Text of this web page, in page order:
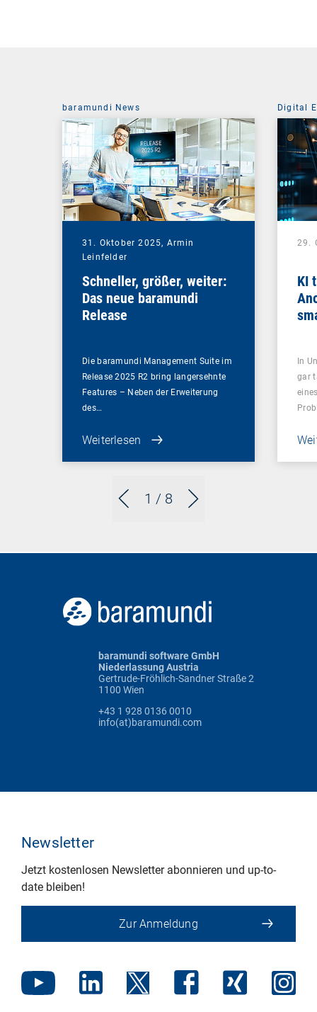
1 / 8
baramundi News
31. Oktober 2025, Armin
Leinfelder
Schneller, größer, weiter:
Das neue baramundi
Release
Die baramundi Management Suite im
Release 2025 R2 bring langersehnte
Features – Neben der Erweiterung
des…
Weiterlesen
Digital
29.
KI
In
gar
baramundi software GmbH
Niederlassung Austria
Gertrude-Fröhlich-Sandner Straße 2
1100 Wien
+43 1 928 0136 0010
info(at)baramundi.com
Newsletter
Jetzt kostenlosen Newsletter abonnieren und up-to-
date bleiben!
Zur Anmeldung